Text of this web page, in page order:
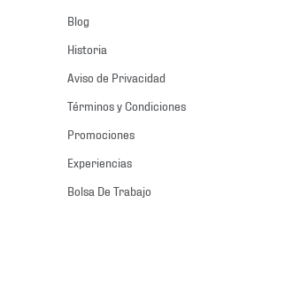
Blog
Historia
Aviso de Privacidad
Términos y Condiciones
Promociones
Experiencias
Bolsa De Trabajo